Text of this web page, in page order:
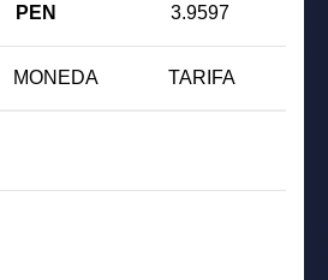
MONEDA TARIFA
PEN 3.9597